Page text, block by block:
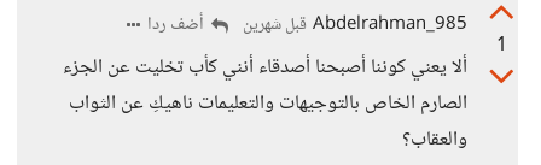
1
Abdelrahman_985 قبل شهرين أضف ردا
ألا يعني كوننا أصبحنا أصدقاء أنني كأب تخليت عن الجزء
الصارم الخاص بالتوجيهات والتعليمات ناهيكِ عن الثواب
والعقاب؟